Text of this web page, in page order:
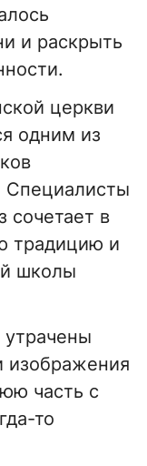
и раскрыть
церкви
одним из
Специалисты
сочетает в
традицию и
школы
изображения
часть с
то